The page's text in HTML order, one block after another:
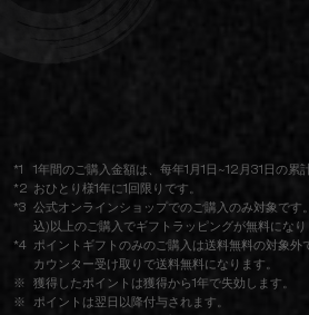
*1
1年間のご購入金額は、每年1月1日~12月31日の累
*2
おひとり様1年に1回限りです。
*3
公式オンラインショップでのご購入のみ対象で
込)以上のご購入でギフトラッピングが無料になり
*4 ポイントギフトのみのご購入は送料無料の対象外
カウンター受け取りで送料無料になります。
※
獲得したポイントは獲得から1年で失効します。
※
ポイントは翌日以降付与されます。